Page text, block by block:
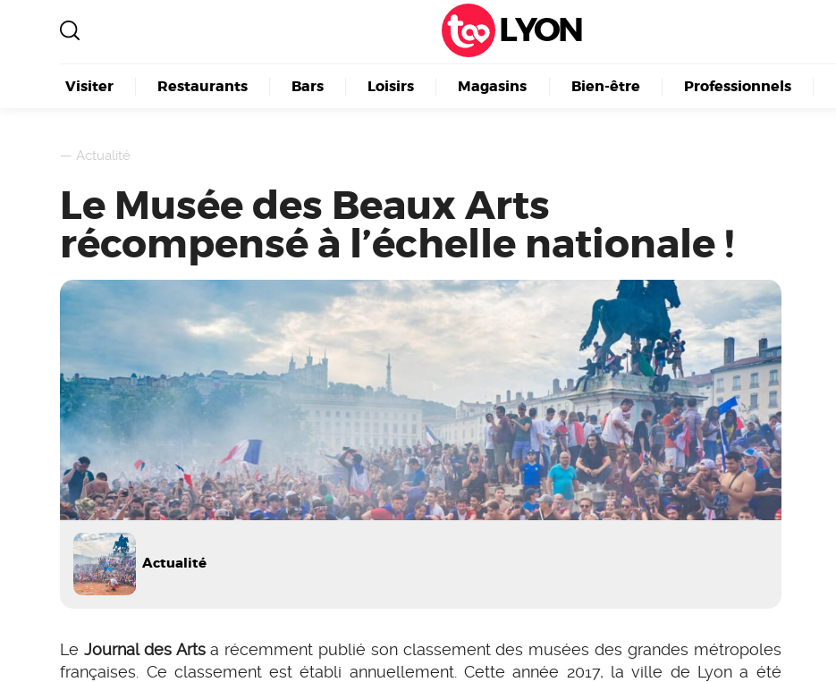
LYON
Visiter Restaurants Bars Loisirs Magasins Bien-être Professionnels
—Actualité
Le Musée des Beaux Arts
récompensé à l’échelle nationale !
Actualité
Le Journal des Artsa récemment publié son classement des musées des grandes métropoles
françaises. Ce classement est établi annuellement. Cette année 2017, la ville de Lyon a été